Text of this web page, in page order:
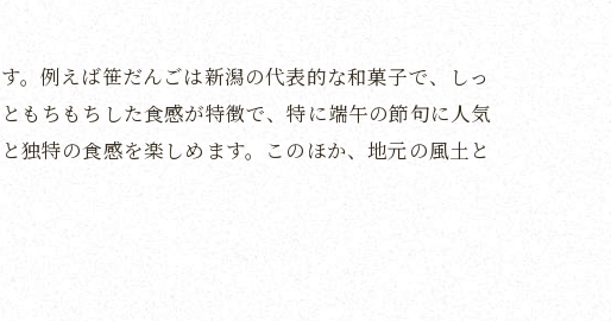
。例えば笹だんごは新潟の代表的な和菓子で、しっ
もちもちした食感が特徴で、特に端午の節句に人気
独特の食感を楽しめます。このほか、地元の風土と